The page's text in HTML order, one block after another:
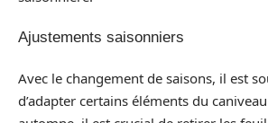
Ajustements saisonniers
Avec le changement de saisons, il est
d’adapter certains éléments du